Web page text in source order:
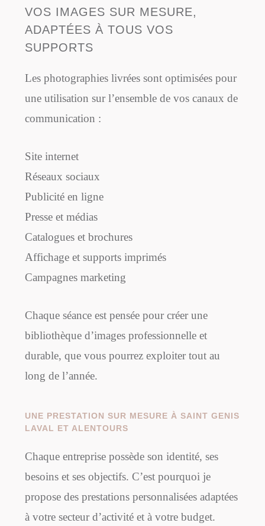
VOS IMAGES SUR MESURE,
ADAPTÉES À TOUS VOS
SUPPORTS
Les photographies livrées sont optimisées pour
une utilisation sur l’ensemble de vos canaux de
communication :
Site internet
Réseaux sociaux
Publicité en ligne
Presse et médias
Catalogues et brochures
Affichage et supports imprimés
Campagnes marketing
Chaque séance est pensée pour créer une
bibliothèque d’images professionnelle et
durable, que vous pourrez exploiter tout au
long de l’année.
UNE PRESTATION SUR MESURE À SAINT GENIS
LAVAL ET ALENTOURS
Chaque entreprise possède son identité, ses
besoins et ses objectifs. C’est pourquoi je
propose des prestations personnalisées adaptées
à votre secteur d’activité et à votre budget.